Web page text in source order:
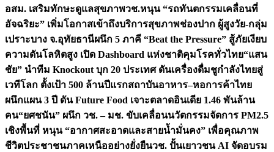
อสม. เสริมทักษะดูแลสุขภาพวช.หนุน “รถทันตกรรมเคลื่อนที่
อัจฉริยะ” เพิ่มโอกาสเข้าถึงบริการสุขภาพช่องปาก ผู้สูงวัย-กลุ่ม
เปราะบาง จ.อุทัยธานีผนึก 5 ภาคี “Beat the Pressure” สู้ภัยเงียบ
ความดันโลหิตสูง เปิด Dashboard แห่งชาติคุมโรคทั่วไทย“แสน
ชัย” นำทีม Knockout บุก 20 ประเทศ ดันเครื่องดื่มชูกำลังไทยสู่
เวทีโลก ตั้งเป้า 500 ล้านปีแรกสถาบันอาหาร–หอการค้าไทย
ผนึกแผน 3 ปี ดัน Future Food เจาะตลาดอินเดีย 1.46 พันล้าน
คน“ยศชนัน” ผนึก วช. – มช. ขับเคลื่อนนวัตกรรมจัดการ PM2.5
เชิงพื้นที่ หนุน “อากาศสะอาดและสายน้ำมั่นคง” เพื่อคุณภาพ
ชีวิตประชาชนภาคเหนืออย่างยั่งยืนวช. ปั้นเยาวชน AI จัดอบรม